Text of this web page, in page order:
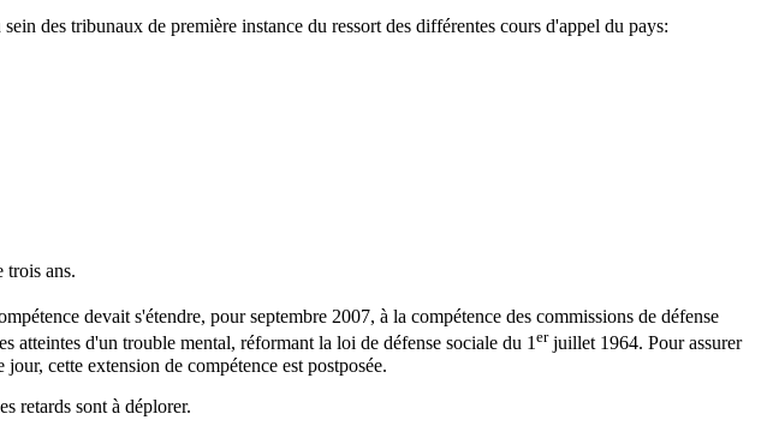
des tribunaux de première instance du ressort des différentes cours d'appel du pays:
trois ans.
devait s'étendre, pour septembre 2007, à la compétence des commissions de défense
atteintes d'un trouble mental, réformant la loi de défense sociale du 1erjuillet 1964. Pour assurer
cette extension de compétence est postposée.
retards sont à déplorer.